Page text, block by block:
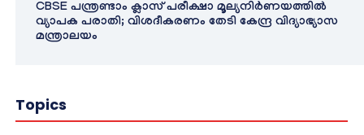
CBSE പന്ത്രണ്ടാം ക്ലാസ് പരീക്ഷാ മൂല്യനിർണയത്തിൽ
വ്യാപക പരാതി; വിശദീകരണം തേടി കേന്ദ്ര വിദ്യാഭ്യാസ
മന്ത്രാലയം
Topics